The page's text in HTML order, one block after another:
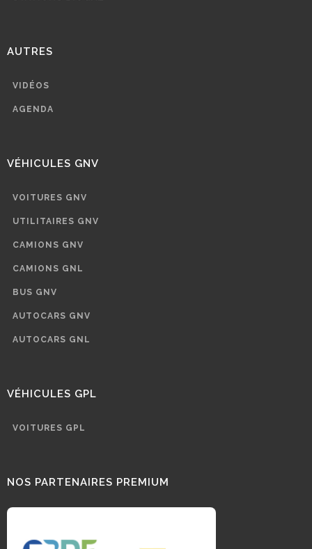
AUTRES
VIDÉOS
AGENDA
VÉHICULES GNV
VOITURES GNV
UTILITAIRES GNV
CAMIONS GNV
CAMIONS GNL
BUS GNV
AUTOCARS GNV
AUTOCARS GNL
VÉHICULES GPL
VOITURES GPL
NOS PARTENAIRES PREMIUM